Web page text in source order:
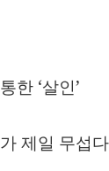
한 ‘살인’
제일 무섭